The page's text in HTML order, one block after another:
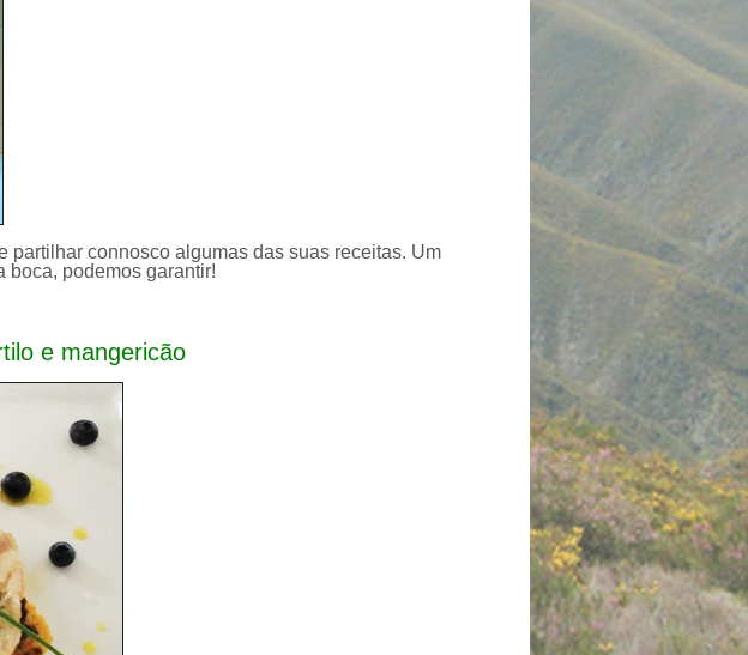
partilhar connosco algumas das suas receitas. Um
boca, podemos garantir!
e mangericão